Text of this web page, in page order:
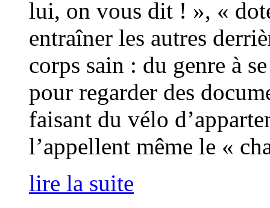
lui, on vous dit ! », «
entraîner les autres
corps sain : du genre à
pour regarder des
faisant du vélo
l’appellent même le «
lire la suite